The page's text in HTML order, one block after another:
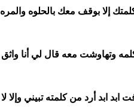
إلا بوقف معك بالحلوه والمره
وتهاوشت معه قال لي أنا واثق
ابد أرد من كلمته تبيني وإلا لا